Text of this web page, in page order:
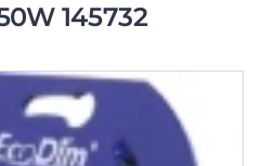
145732